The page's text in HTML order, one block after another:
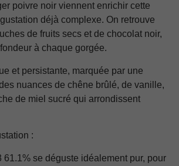
poivre noir viennent enrichir cette
déjà complexe. On retrouve
de fruits secs et de chocolat noir,
à chaque gorgée.
et persistante, marquée par une
nuances de chêne brûlé, de vanille,
de miel sucré qui arrondissent
:
61.1% se déguste idéalement pur, pour